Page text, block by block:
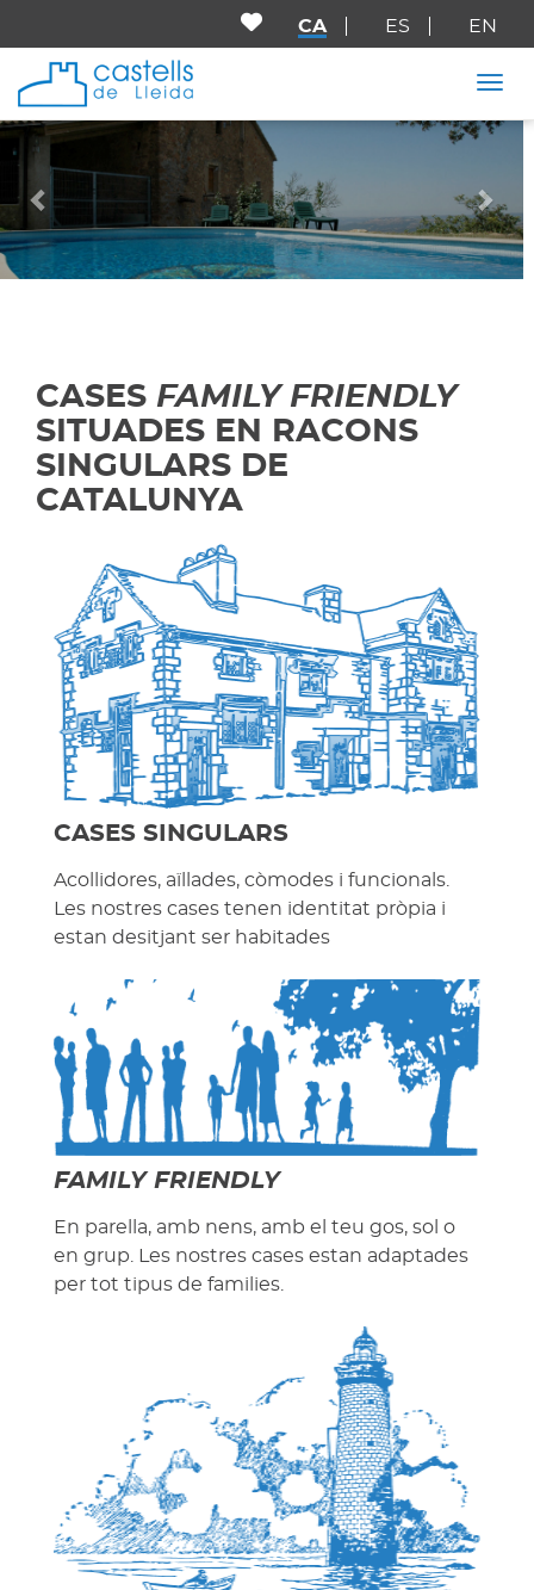
Anterior
CASES FAMILY FRIENDLY
SITUADES EN RACONS
SINGULARS DE
CATALUNYA
CASES SINGULARS
Acollidores, aïllades, còmodes i funcionals.
Les nostres cases tenen identitat pròpia i
estan desitjant ser habitades
FAMILY FRIENDLY
En parella, amb nens, amb el teu gos, sol o
en grup. Les nostres cases estan adaptades
per tot tipus de families.
CA ES EN